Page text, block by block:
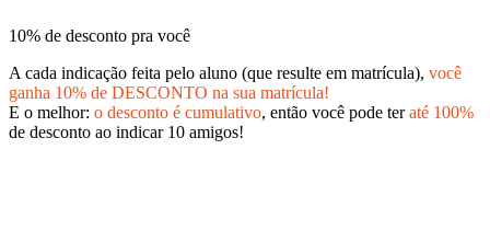
10% de desconto pra você
A cada indicação feita pelo aluno (que resulte em matrícula), você
ganha 10% de DESCONTO na sua matrícula!
E o melhor: o desconto é cumulativo, então você pode teraté 100%
de desconto ao indicar 10 amigos!